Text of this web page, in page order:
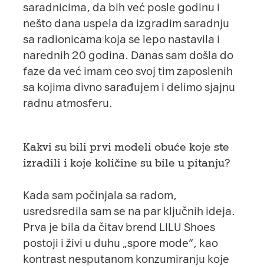
saradnicima, da bih već posle godinu i
nešto dana uspela da izgradim saradnju
sa radionicama koja se lepo nastavila i
narednih 20 godina. Danas sam došla do
faze da već imam ceo svoj tim zaposlenih
sa kojima divno sarađujem i delimo sjajnu
radnu atmosferu.
Kakvi su bili prvi modeli obuće koje ste
izradili i koje količine su bile u pitanju?
Kada sam počinjala sa radom,
usredsredila sam se na par ključnih ideja.
Prva je bila da čitav brend LILU Shoes
postoji i živi u duhu „spore mode“, kao
kontrast nesputanom konzumiranju koje